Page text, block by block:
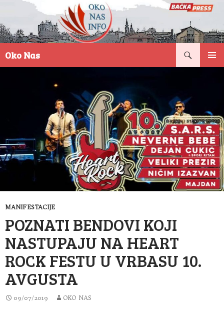
Oko Nas
MANIFESTACIJE
POZNATI BENDOVI KOJI
NASTUPAJU NA HEART
ROCK FESTU U VRBASU 10.
AVGUSTA
09/07/2019 OKO NAS